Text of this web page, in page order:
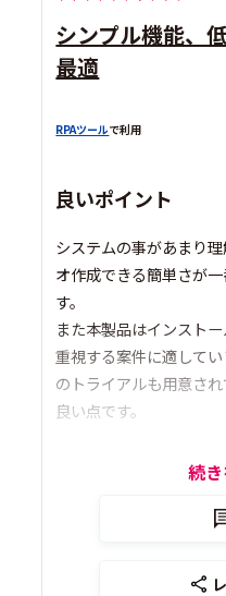
シンプル機能、
最適
RPAツールで利用
良いポイント
システムの事があまり
オ作成できる簡単さが
す。
また本製品はインスト
重視する案件に適して
のトライアルも用意さ
良い点です。
続き